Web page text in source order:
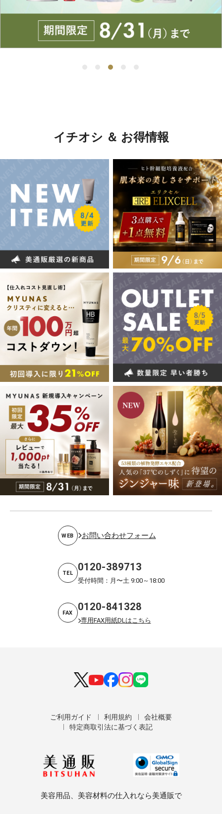
イチオシ ＆ お得情報
WEB お問い合わせフォーム
TEL 0120-389713
受付時間：月〜土 9:00～18:00
FAX 0120-841328
専用FAX用紙DLはこちら
ご利用ガイド 利用規約
会社概要
特定商取引法に基づく表記
美容用品、美容材料の仕入れなら美通販で